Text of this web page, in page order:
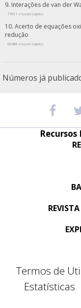
Interações de van der
77811 visualizações
Acerto de equações
redução
66388 visualizações
Números já
Termos de
Estatísticas